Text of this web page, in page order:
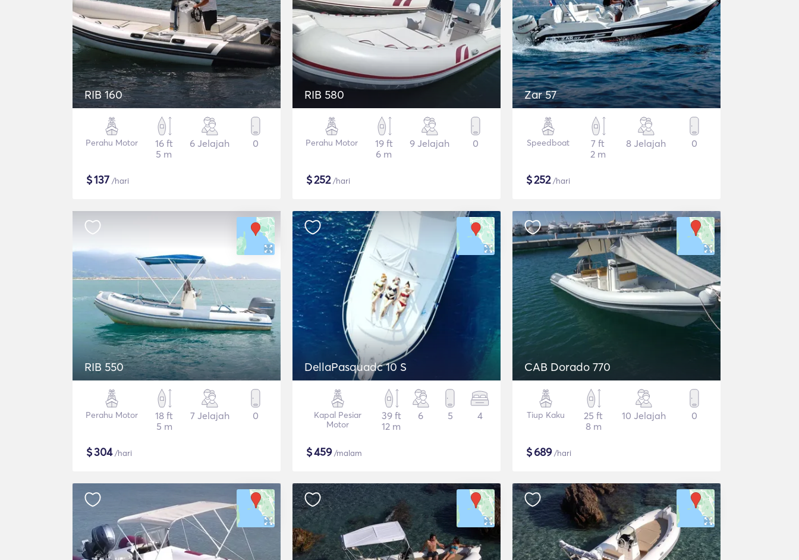
RIB 160
Perahu Motor
16 ft
5 m
6 Jelajah 0
$137 /hari
RIB 580
Perahu Motor
19 ft
6 m
9 Jelajah 0
$252/hari
Zar 57
Speedboat
7 ft
2 m
8 Jelajah 0
$252/hari
RIB 550
Perahu Motor
18 ft
5 m
7 Jelajah 0
$304/hari
DellaPasquadc 10 S
Kapal Pesiar
Motor
39 ft
12 m
6 5 4
$459/malam
CAB Dorado 770
Tiup Kaku
25 ft
8 m
10 Jelajah 0
$689/hari